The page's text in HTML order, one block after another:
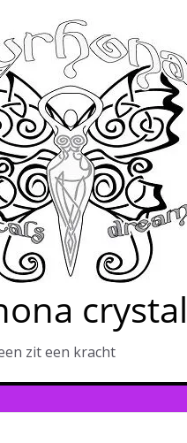
zit een kracht